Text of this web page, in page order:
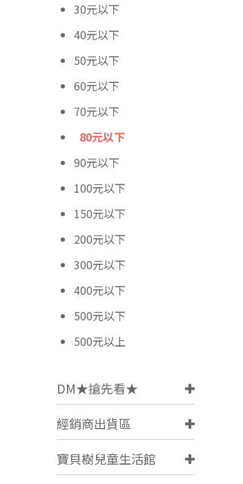
30元以下
40元以下
50元以下
60元以下
70元以下
80元以下
90元以下
100元以下
150元以下
200元以下
300元以下
400元以下
500元以下
500元以上
DM★搶先看★
經銷商出貨區
寶貝樹兒童生活館